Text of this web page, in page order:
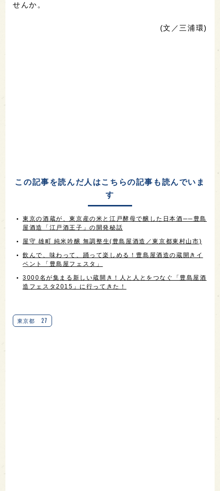
せんか。
(文／三浦環)
この記事を読んだ人はこちらの記事も読んでいま
す
東京の酒蔵が、東京産の米と江戸酵母で醸した日本酒──豊島
屋酒造「江戸酒王子」の開発秘話
屋守 雄町 純米吟醸 無調整生(豊島屋酒造／東京都東村山市)
飲んで、味わって、踊って楽しめる！豊島屋酒造の蔵開きイ
ベント「豊島屋フェスタ」
3000名が集まる新しい蔵開き！人と人とをつなぐ「豊島屋酒
造フェスタ2015」に行ってきた！
東京都 27